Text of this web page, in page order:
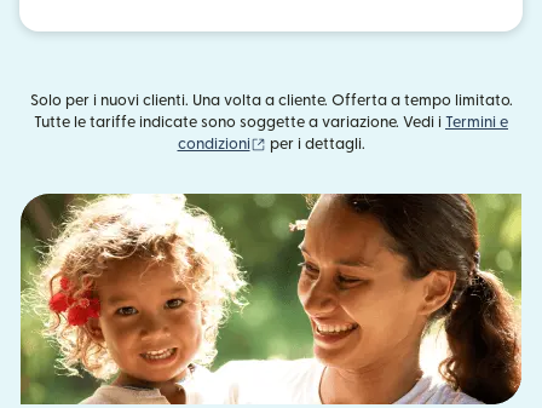
Solo per i nuovi clienti. Una volta a cliente. Offerta a tempo limitato.
Tutte le tariffe indicate sono soggette a variazione. Vedi i Termini e
condizioni
(si apre in una nuova finestra)
per i dettagli.